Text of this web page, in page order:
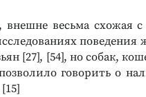
внешне весьма схожая
[27], [54], но собак,
говорить о